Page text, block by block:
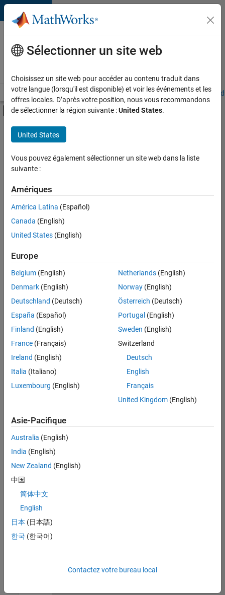
Passer au contenu
Votre
carrière
chez
Accueil Explorer nos opportunités Adresses de nos bureaux
Activer/désactiver l'affichage du menu
Contenu principal
FILTRER PAR
Technologies de l’information
Ventes pour l'éducation
Ventes internes
Actuellement,
aucune
offre
d'emploi
correspondant
à vos
critères
de
recherche.
Vous
pouvez
élargir
votre
recherche
ou
afficher
l’ensemble
d'emploi.
malgré
tout
vous
trouvez
pas
d'offre
corresponde
à vos
Sélectionner un site web
Choisissez un site web pour accéder au contenu traduit dans
votre langue (lorsqu'il est disponible) et voir les événements et les
offres locales. D’après votre position, nous vous recommandons
de sélectionner la région suivante :United States.
United States
Vous pouvez également sélectionner un site web dans la liste
suivante :
Amériques
América Latina (Español)
Canada (English)
United States (English)
Europe
Belgium (English)
Denmark (English)
Deutschland (Deutsch)
España (Español)
Finland (English)
France (Français)
Ireland (English)
Italia (Italiano)
Luxembourg (English)
Netherlands(English)
Norway(English)
Österreich (Deutsch)
Portugal (English)
Sweden (English)
Switzerland
Deutsch
English
Français
United Kingdom(English)
Asie-Pacifique
Australia (English)
India (English)
New Zealand (English)
中国
简体中文
English
日本 (日本語)
한국 (한국어)
Contactez votre bureau local